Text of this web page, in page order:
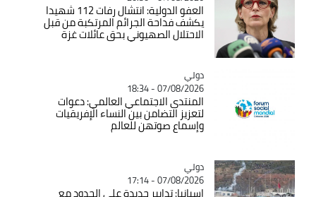
العفو الدولية: انتشال رفات 112 شهيدا
يكشف فداحة الجرائم المرتكبة من قبل
الاحتلال الصهيوني بحق عائلات غزة
Catégorie
دولي
07/08/2026 - 18:34
المنتدى الاجتماعي العالمي: دعوات
لتعزيز التضامن بين النساء الإفريقيات
وإسماع صوتهن للعالم
Catégorie
دولي
07/08/2026 - 17:14
إسبانيا: تدابير جديدة على الحدود مع